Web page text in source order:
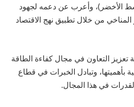
الأخضر)، وأعرب عن دعمه لجهود
من خلال تطبيق نهج الاقتصاد
تعزيز التعاون في مجال كفاءة الطاقة
بأهميتها، وتبادل الخبرات في قطاع
في هذا المجال.